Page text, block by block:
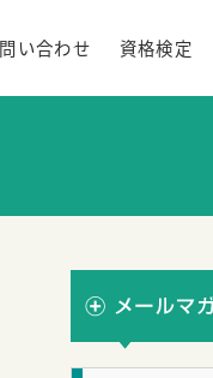
い合わせ 資格検定